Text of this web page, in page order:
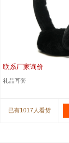
联系厂家询价
礼品耳套
已有1017人看货